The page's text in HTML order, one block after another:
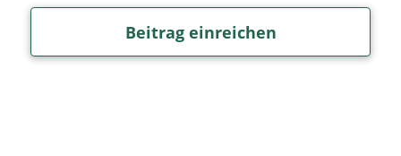
Beitrag einreichen